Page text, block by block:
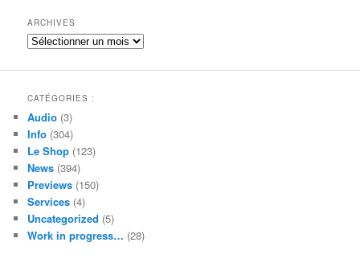
h
e
ARCHIVES
Archives
CATÉGORIES :
Audio (3)
Info (304)
Le Shop (123)
News (394)
Previews (150)
Services (4)
Uncategorized (5)
Work in progress… (28)